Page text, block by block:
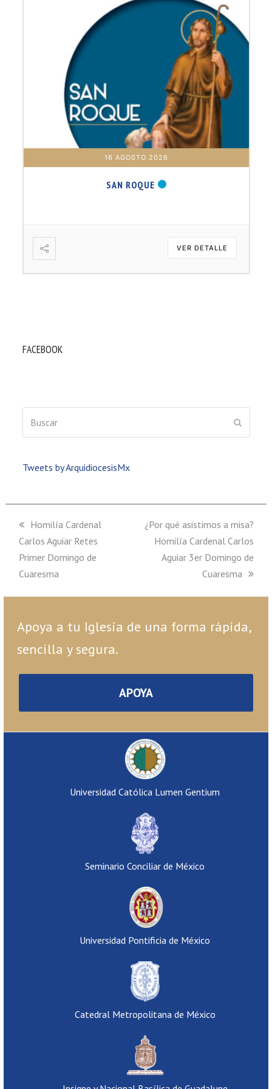
17 AGOSTO 2026
B. BARTOLOMÉ DÍAS LAUREL
VER DETALLE
FACEBOOK
Tweets by ArquidiocesisMx
previous
post:
Homilía Cardenal
Carlos Aguiar Retes
Primer Domingo de
Cuaresma
next
post:
¿Por qué asistimos a misa?
Homilía Cardenal Carlos
Aguiar 3er Domingo de
Cuaresma
Apoya a tu Iglesia de una forma rápida,
sencilla y segura.
APOYA
Universidad Católica Lumen Gentium
Seminario Conciliar de México
Universidad Pontificia de México
Catedral Metropolitana de México